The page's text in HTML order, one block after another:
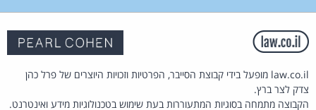
law.co.il מופעל בידי קבוצת הסייבר, הפרטיות וזכויות היוצרים של פרל כהן
צדק לצר ברץ.
הקבוצה מתמחה בסוגיות המתעוררות בעת שימוש בטכנולוגיות מידע ואינטרנט.